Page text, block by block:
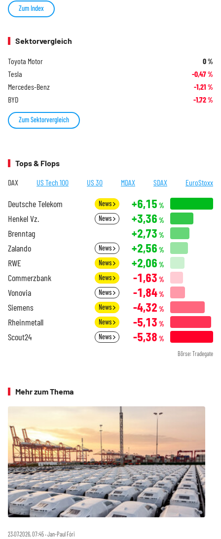
Zum Index
Sektorvergleich
Toyota Motor 0%
Tesla -0,47%
Mercedes-Benz -1,21 %
BYD -1,72%
Zum Sektorvergleich
Tops & Flops
DAX US Tech 100 US 30 MDAX SDAX EuroStoxx
Deutsche Telekom News +6,15 %
Henkel Vz. News +3,36 %
Brenntag +2,73 %
Zalando News +2,56 %
RWE News +2,06 %
Commerzbank News -1,63 %
Vonovia News -1,84%
Siemens News -4,32 %
Rheinmetall News -5,13 %
Scout24 News -5,38 %
Börse: Tradegate
Mehr zum Thema
23.07.2026, 07:45 ‧ Jan-Paul Fóri